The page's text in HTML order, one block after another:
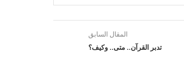
المقال السابق
تدبر القرآن.. متى.. وكيف؟